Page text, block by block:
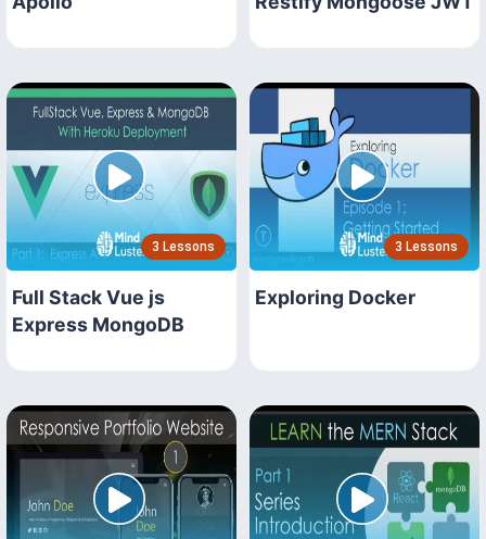
3 Lessons
Full Stack Vue js
Express MongoDB
3 Lessons
Exploring Docker